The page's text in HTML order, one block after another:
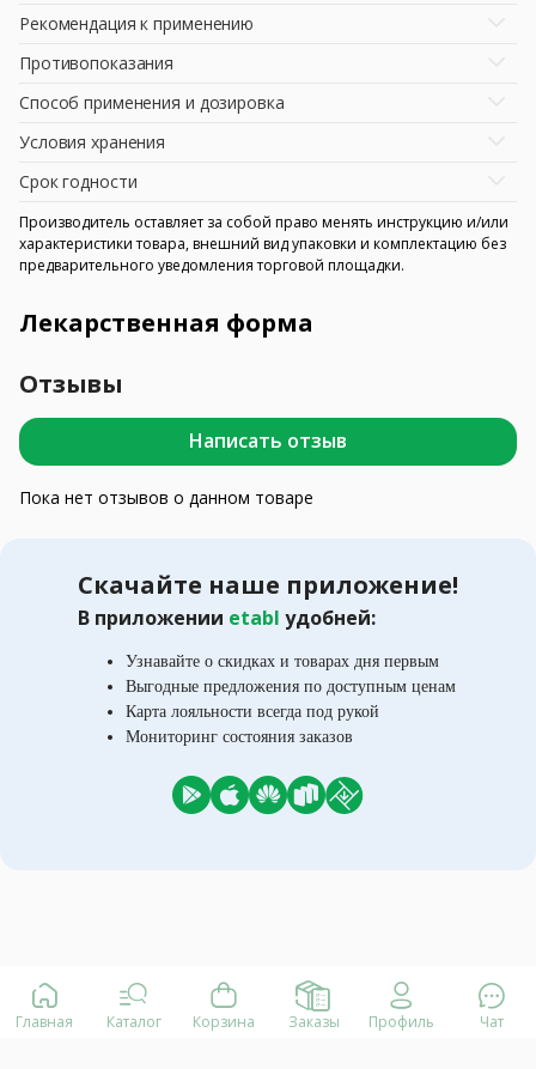
Рекомендация к применению
Противопоказания
Способ применения и дозировка
Условия хранения
Срок годности
Производитель оставляет за собой право менять инструкцию и/или
характеристики товара, внешний вид упаковки и комплектацию без
предварительного уведомления торговой площадки.
Лекарственная форма
Отзывы
Написать отзыв
Пока нет отзывов о данном товаре
Скачайте наше приложение!
В приложении etabl удобней:
Узнавайте о скидках и товарах дня первым
Выгодные предложения по доступным ценам
Карта лояльности всегда под рукой
Мониторинг состояния заказов
Главная Каталог Корзина Заказы Профиль Чат